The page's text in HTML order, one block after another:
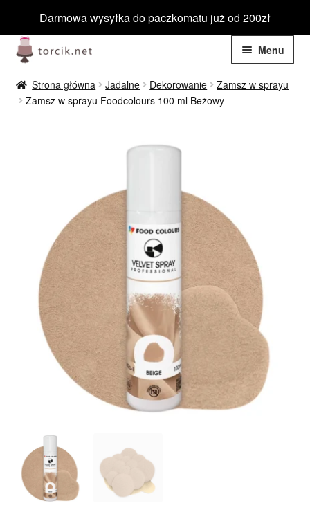
Darmowa wysyłka do paczkomatu już od 200zł
Przejdź
do
nawigacji
Przejdź
do
treści
Menu
Jadalne
Rozwiń
Wyprzedaż
Nowości
Ozdoby na tort weselny
Strona główna Jadalne Dekorowanie
Zamsz w sprayu
Zamsz w sprayu Foodcolours 100 ml Beżowy